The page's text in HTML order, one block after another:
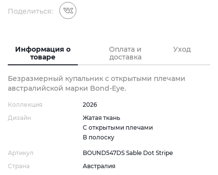
Поделиться:
Информация о
товаре
Оплата и
доставка
Уход
Безразмерный купальник с открытыми плечами
австралийской марки Bond-Eye.
Коллекция
2026
Дизайн
Жатая ткань
С открытыми плечами
В полоску
Артикул
BOUND547DS Sable Dot Stripe
Страна
Австралия